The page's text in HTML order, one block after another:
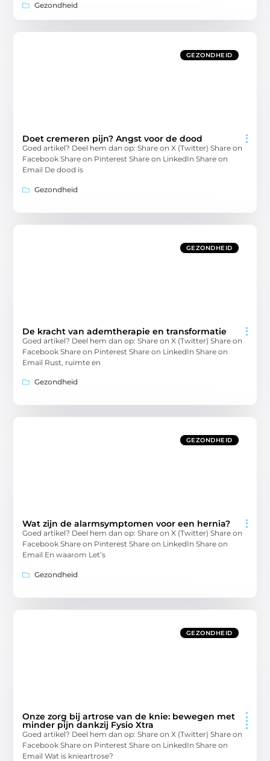
Gezondheid
GEZONDHEID
Doet cremeren pijn? Angst voor de dood
Goed artikel? Deel hem dan op: Share on X (Twitter) Share on
Facebook Share on Pinterest Share on LinkedIn Share on
Email De dood is
Gezondheid
GEZONDHEID
De kracht van ademtherapie en transformatie
Goed artikel? Deel hem dan op: Share on X (Twitter) Share on
Facebook Share on Pinterest Share on LinkedIn Share on
Email Rust, ruimte en
Gezondheid
GEZONDHEID
Wat zijn de alarmsymptomen voor een hernia?
Goed artikel? Deel hem dan op: Share on X (Twitter) Share on
Facebook Share on Pinterest Share on LinkedIn Share on
Email En waarom Let’s
Gezondheid
GEZONDHEID
Onze zorg bij artrose van de knie: bewegen met
minder pijn dankzij Fysio Xtra
Goed artikel? Deel hem dan op: Share on X (Twitter) Share on
Facebook Share on Pinterest Share on LinkedIn Share on
Email Wat is knieartrose?